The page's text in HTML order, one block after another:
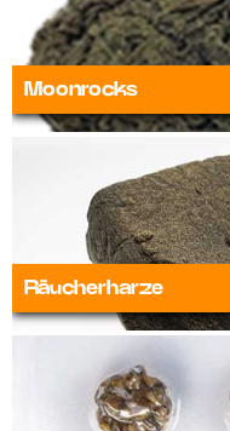
Moonrocks
Räucherharze